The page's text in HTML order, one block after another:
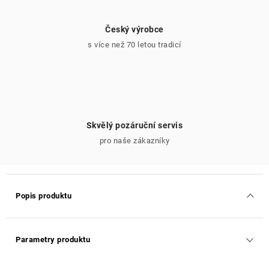
Český výrobce
s více než 70 letou tradicí
Skvělý pozáruční servis
pro naše zákazníky
Popis produktu
Parametry produktu